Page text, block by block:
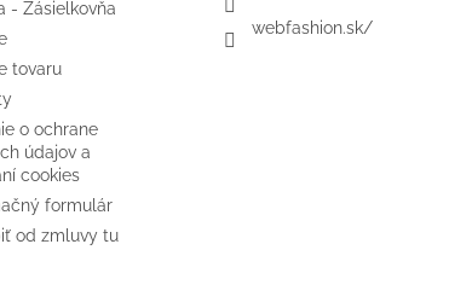
- Zásielkovňa
tovaru
o ochrane
údajov a
cookies
formulár
od zmluvy tu
webfashion.sk/